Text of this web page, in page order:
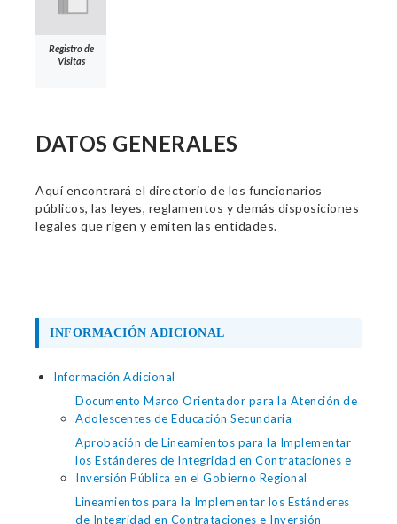
Registro de
Visitas
DATOS GENERALES
Aquí encontrará el directorio de los funcionarios
públicos, las leyes, reglamentos y demás disposiciones
legales que rigen y emiten las entidades.
INFORMACIÓN ADICIONAL
Información Adicional
Documento Marco Orientador para la Atención de
Adolescentes de Educación Secundaria
Aprobación de Lineamientos para la Implementar
los Estánderes de Integridad en Contrataciones e
Inversión Pública en el Gobierno Regional
Lineamientos para la Implementar los Estánderes
de Integridad en Contrataciones e Inversión